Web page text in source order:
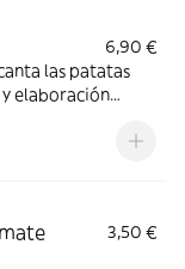
6,90 €
las patatas
elaboración
3,50 €